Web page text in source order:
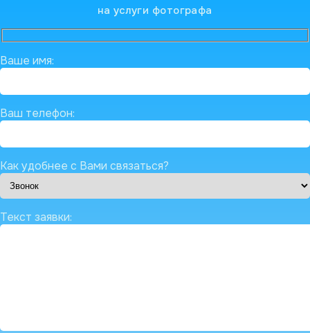
на услуги фотографа
Ваше имя:
Ваш телефон:
Как удобнее с Вами связаться?
Текст заявки: